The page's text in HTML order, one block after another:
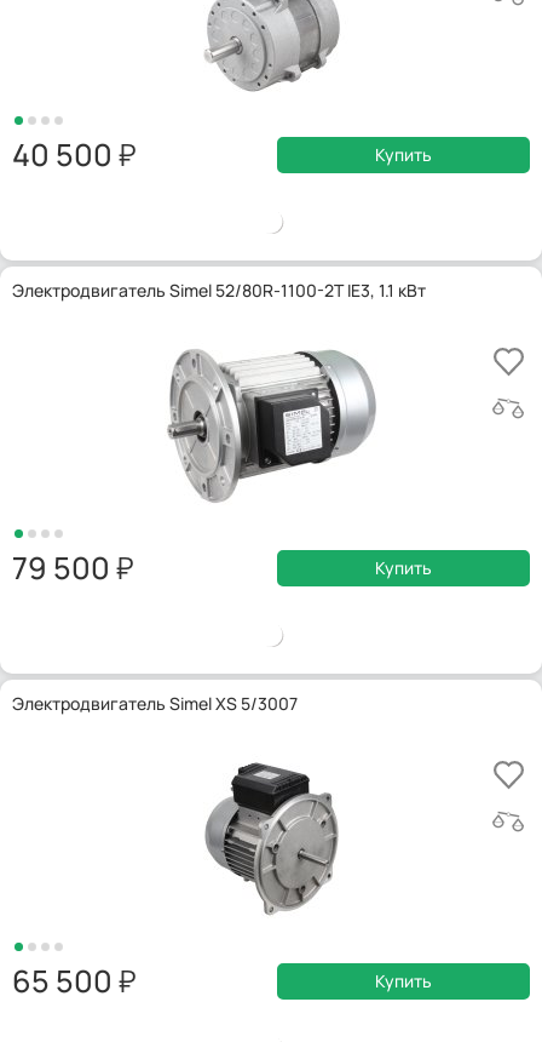
40 500 Купить
Электродвигатель Simel 52/80R-1100-2T IE3, 1.1 кВт
79 500 Купить
Электродвигатель Simel XS 5/3007
65 500 Купить